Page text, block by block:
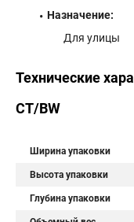
Назначение:
Для улицы
Технические
CT/BW
Ширина упаковки
Высота упаковки
Глубина упаковки